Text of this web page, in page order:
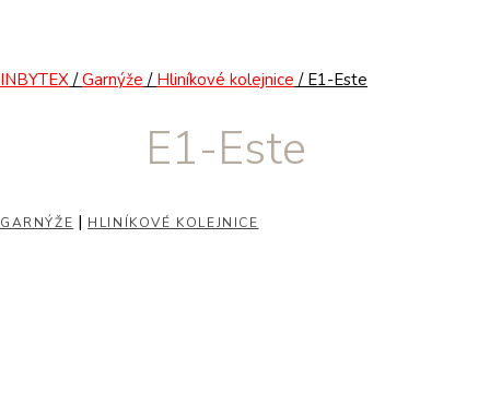
INBYTEX /Garnýže / Hliníkové kolejnice / E1-Este
E1-Este
GARNÝŽE | HLINÍKOVÉ KOLEJNICE